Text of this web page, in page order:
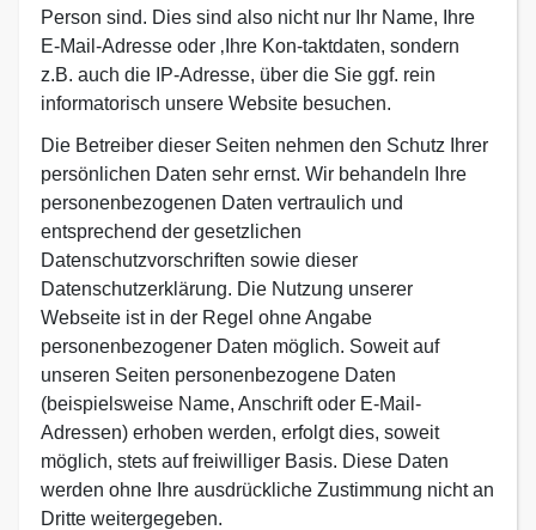
Person sind. Dies sind also nicht nur Ihr Name, Ihre
E-Mail-Adresse oder ‚Ihre Kon-taktdaten, sondern
z.B. auch die IP-Adresse, über die Sie ggf. rein
informatorisch unsere Website besuchen.
Die Betreiber dieser Seiten nehmen den Schutz Ihrer
persönlichen Daten sehr ernst. Wir behandeln Ihre
personenbezogenen Daten vertraulich und
entsprechend der gesetzlichen
Datenschutzvorschriften sowie dieser
Datenschutzerklärung. Die Nutzung unserer
Webseite ist in der Regel ohne Angabe
personenbezogener Daten möglich. Soweit auf
unseren Seiten personenbezogene Daten
(beispielsweise Name, Anschrift oder E-Mail-
Adressen) erhoben werden, erfolgt dies, soweit
möglich, stets auf freiwilliger Basis. Diese Daten
werden ohne Ihre ausdrückliche Zustimmung nicht an
Dritte weitergegeben.